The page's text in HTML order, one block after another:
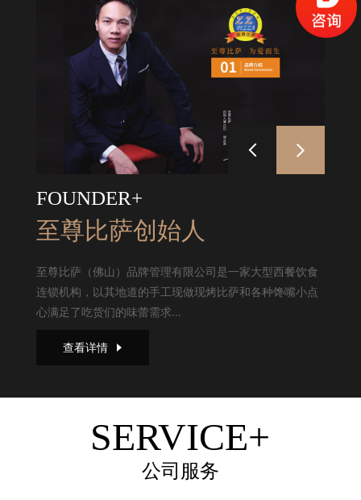
FOUNDER+
至尊比萨创始人
至尊比萨（佛山）品牌管理有限公司是一家大型西餐饮食
连锁机构，以其地道的手工现做现烤比萨和各种馋嘴小点
心满足了吃货们的味蕾需求...
查看详情
SERVICE+
公司服务